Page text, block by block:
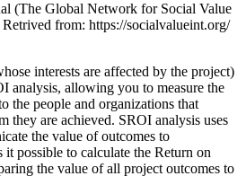
(The Global Network for Social Value
from: https://socialvalueint.org/
interests are affected by the project)
analysis, allowing you to measure the
the people and organizations that
they are achieved. SROI analysis uses
the value of outcomes to
it possible to calculate the Return on
the value of all project outcomes to